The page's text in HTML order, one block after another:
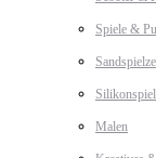
Spiele &
Malen